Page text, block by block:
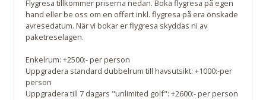
Flygresa tillkommer priserna nedan. Boka flygresa på egen
hand eller be oss om en offert inkl. flygresa på era önskade
avresedatum. När vi bokar er flygresa skyddas ni av
paketreselagen.
Enkelrum: +2500:- per person
Uppgradera standard dubbelrum till havsutsikt: +1000:-per
person
Uppgradera till 7 dagars "unlimited golf": +2600:- per person